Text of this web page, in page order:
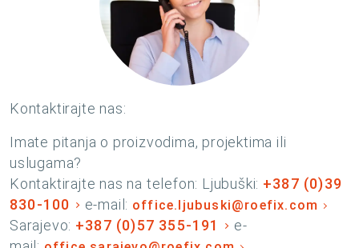
Kontaktirajte nas:
Imate pitanja o proizvodima, projektima ili
uslugama?
Kontaktirajte nas na telefon: Ljubuški: +387 (0)39
830-100
e-mail: office.ljubuski@roefix.com
Sarajevo: +387 (0)57 355-191
e-